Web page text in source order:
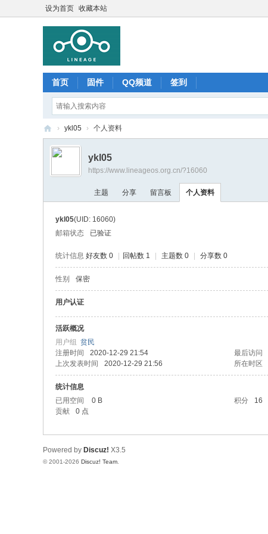
设为首页 收藏本站
首页 固件 QQ频道 签到
Li
ag
› ykl05 › 个人资料
ykl05
https://www.lineageos.org.cn/?16060
主题 分享 留言板 个人资料
ykl05(UID: 16060)
邮箱状态
已验证
统计信息 好友数 0 回帖数 1 主题数 0 分享数 0
性别 保密
用户认证
活跃概况
用户组 贫民
注册时间
2020-12-29 21:54 最后访问
上次发表时间
2020-12-29 21:56 所在时区
统计信息
已用空间
0 B 积分 16
贡献
0 点
Powered by Discuz! X3.5
© 2001-2026 Discuz! Team